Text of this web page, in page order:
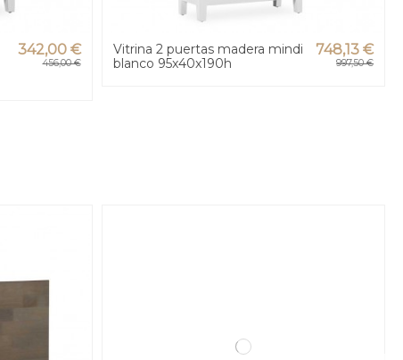
342,00 €
456,00 €
Vitrina 2 puertas madera mindi
blanco 95x40x190h
748,13 €
997,50 €